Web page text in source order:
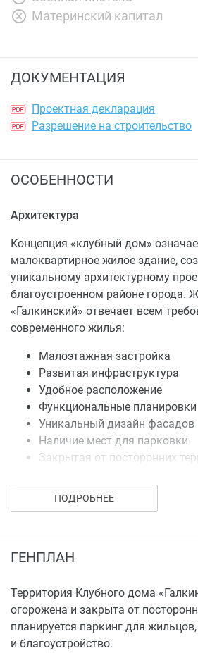
Материнский капитал
ДОКУМЕНТАЦИЯ
Проектная декларация
Разрешение на строительство
ОСОБЕННОСТИ
Архитектура
Концепция «клубный дом»
малоквартирное жилое здание,
уникальному архитектурному
благоустроенном районе города.
«Галкинский» отвечает всем
современного жилья:
Малоэтажная застройка
Развитая инфраструктура
Удобное расположение
Функциональные планировки
Уникальный дизайн фасадов
Наличие мест для парковки
Закрытая от посторонних
Технические особенности:
Благоустроенная территория
Качественные материалы и
Дизайн входных групп
Архитектурные формы и цвета
ПОДРОБНЕЕ
ГЕНПЛАН
Территория Клубного дома
огорожена и закрыта от
планируется паркинг для
и благоустройство.